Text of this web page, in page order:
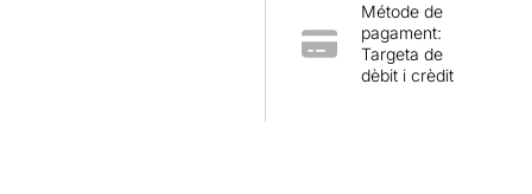
Métode de
pagament:
Targeta de
dèbit i crèdit